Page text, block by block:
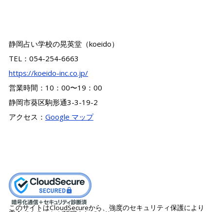
静岡占い学校の晃英堂（koeido）
TEL：054-254-6663
https://koeido-inc.co.jp/
営業時間：10：00〜19：00
静岡市葵区駒形通3-3-19-2
アクセス： Google マップ
このサイトはCloudSecureから、強度のセキュリティ保護により